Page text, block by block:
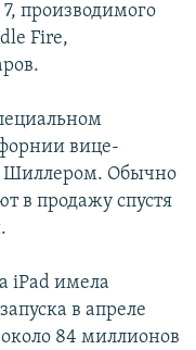
производимого
Fire,
вице-
Шиллером. Обычно
в продажу спустя
iPad имела
в апреле
84 миллионов